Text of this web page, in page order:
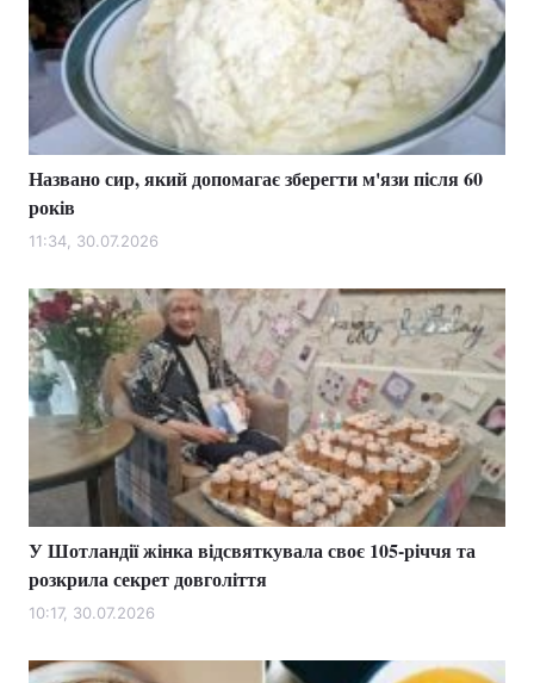
Названо сир, який допомагає зберегти м'язи після 60
років
11:34, 30.07.2026
У Шотландії жінка відсвяткувала своє 105-річчя та
розкрила секрет довголіття
10:17, 30.07.2026